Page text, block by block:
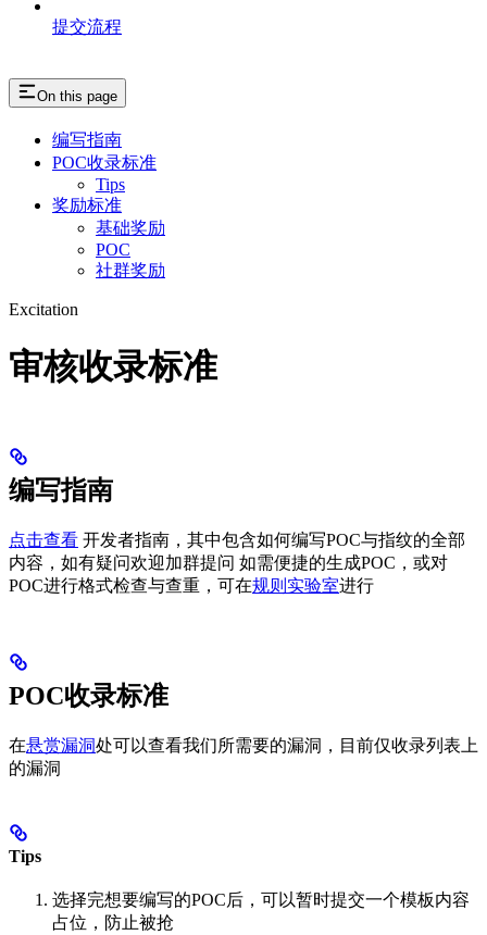
提交流程
On this page
编写指南
POC收录标准
Tips
奖励标准
基础奖励
POC
社群奖励
Excitation
审核收录标准
编写指南
点击查看 开发者指南，其中包含如何编写POC与指纹的全部
内容，如有疑问欢迎加群提问 如需便捷的生成POC，或对
POC进行格式检查与查重，可在规则实验室进行
POC收录标准
在悬赏漏洞处可以查看我们所需要的漏洞，目前仅收录列表上
的漏洞
Tips
选择完想要编写的POC后，可以暂时提交一个模板内容
占位，防止被抢